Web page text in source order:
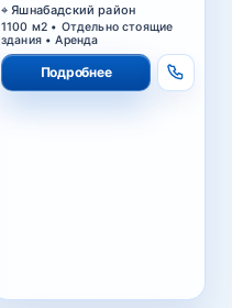
Яшнабадский район
1100 м2 • Отдельно стоящие
здания • Аренда
Подробнее